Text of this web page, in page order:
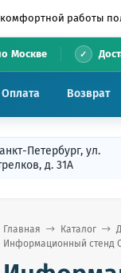
работы
Москве
Оплата Возврат
Петербург, ул.
д. 31А
Главная Каталог
Информационный стенд